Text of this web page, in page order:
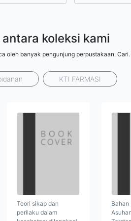
koleksi kami
oleh banyak pengunjung perpustakaan.
KTI FARMASI
Teori sikap dan
perilaku dalam
Bahan